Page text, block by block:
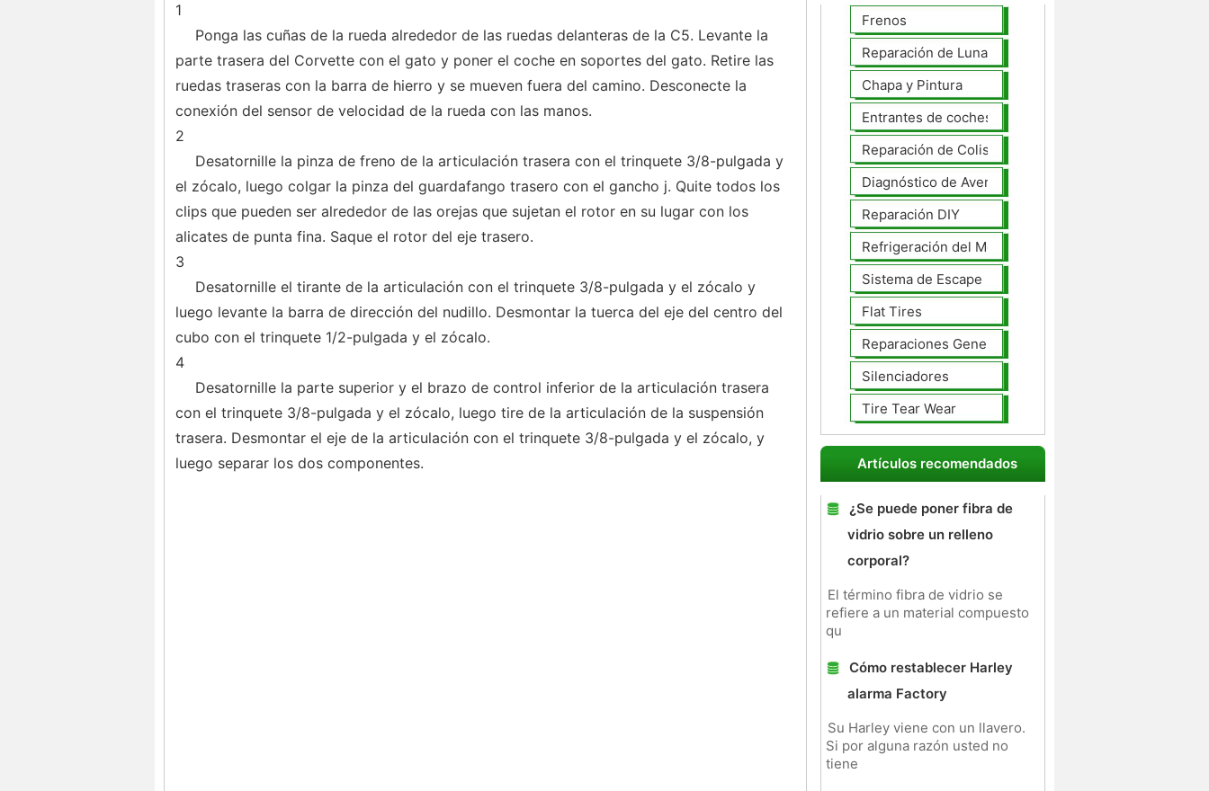
1
Ponga las cuñas de la rueda alrededor de las ruedas delanteras de la C5. Levante la
parte trasera del Corvette con el gato y poner el coche en soportes del gato. Retire las
ruedas traseras con la barra de hierro y se mueven fuera del camino. Desconecte la
conexión del sensor de velocidad de la rueda con las manos.
2
Desatornille la pinza de freno de la articulación trasera con el trinquete 3/8-pulgada y
el zócalo, luego colgar la pinza del guardafango trasero con el gancho j. Quite todos los
clips que pueden ser alrededor de las orejas que sujetan el rotor en su lugar con los
alicates de punta fina. Saque el rotor del eje trasero.
3
Desatornille el tirante de la articulación con el trinquete 3/8-pulgada y el zócalo y
luego levante la barra de dirección del nudillo. Desmontar la tuerca del eje del centro del
cubo con el trinquete 1/2-pulgada y el zócalo.
4
Desatornille la parte superior y el brazo de control inferior de la articulación trasera
con el trinquete 3/8-pulgada y el zócalo, luego tire de la articulación de la suspensión
trasera. Desmontar el eje de la articulación con el trinquete 3/8-pulgada y el zócalo, y
luego separar los dos componentes.
Frenos
Reparación de Lunas
Chapa y Pintura
Entrantes de coches
Reparación de Colisiones
Diagnóstico de Averías
Reparación DIY
Refrigeración del Motor
Sistema de Escape
Flat Tires
Reparaciones Generales
Silenciadores
Tire Tear Wear
Artículos recomendados
¿Se puede poner fibra de
vidrio sobre un relleno
corporal?
El término fibra de vidrio se
refiere a un material compuesto
qu
Cómo restablecer Harley
alarma Factory
Su Harley viene con un llavero.
Si por alguna razón usted no
tiene